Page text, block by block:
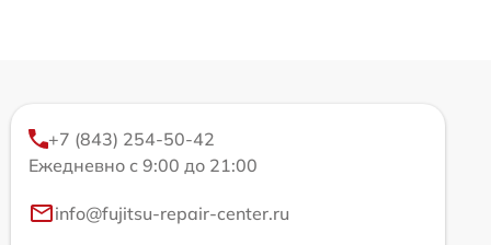
+7 (843) 254-50-42
Ежедневно с 9:00 до 21:00
info@fujitsu-repair-center.ru